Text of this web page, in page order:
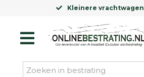
mogelijk